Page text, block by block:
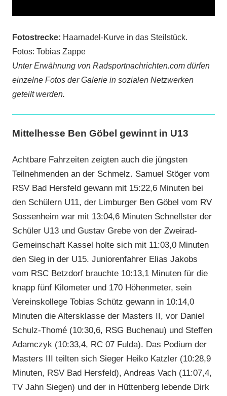
Fotostrecke: Haarnadel-Kurve in das Steilstück.
Fotos: Tobias Zappe
Unter Erwähnung von Radsportnachrichten.com dürfen
einzelne Fotos der Galerie in sozialen Netzwerken
geteilt werden.
Mittelhesse Ben Göbel gewinnt in U13
Achtbare Fahrzeiten zeigten auch die jüngsten
Teilnehmenden an der Schmelz. Samuel Stöger vom
RSV Bad Hersfeld gewann mit 15:22,6 Minuten bei
den Schülern U11, der Limburger Ben Göbel vom RV
Sossenheim war mit 13:04,6 Minuten Schnellster der
Schüler U13 und Gustav Grebe von der Zweirad-
Gemeinschaft Kassel holte sich mit 11:03,0 Minuten
den Sieg in der U15. Juniorenfahrer Elias Jakobs
vom RSC Betzdorf brauchte 10:13,1 Minuten für die
knapp fünf Kilometer und 170 Höhenmeter, sein
Vereinskollege Tobias Schütz gewann in 10:14,0
Minuten die Altersklasse der Masters II, vor Daniel
Schulz-Thomé (10:30,6, RSG Buchenau) und Steffen
Adamczyk (10:33,4, RC 07 Fulda). Das Podium der
Masters III teilten sich Sieger Heiko Katzler (10:28,9
Minuten, RSV Bad Hersfeld), Andreas Vach (11:07,4,
TV Jahn Siegen) und der in Hüttenberg lebende Dirk